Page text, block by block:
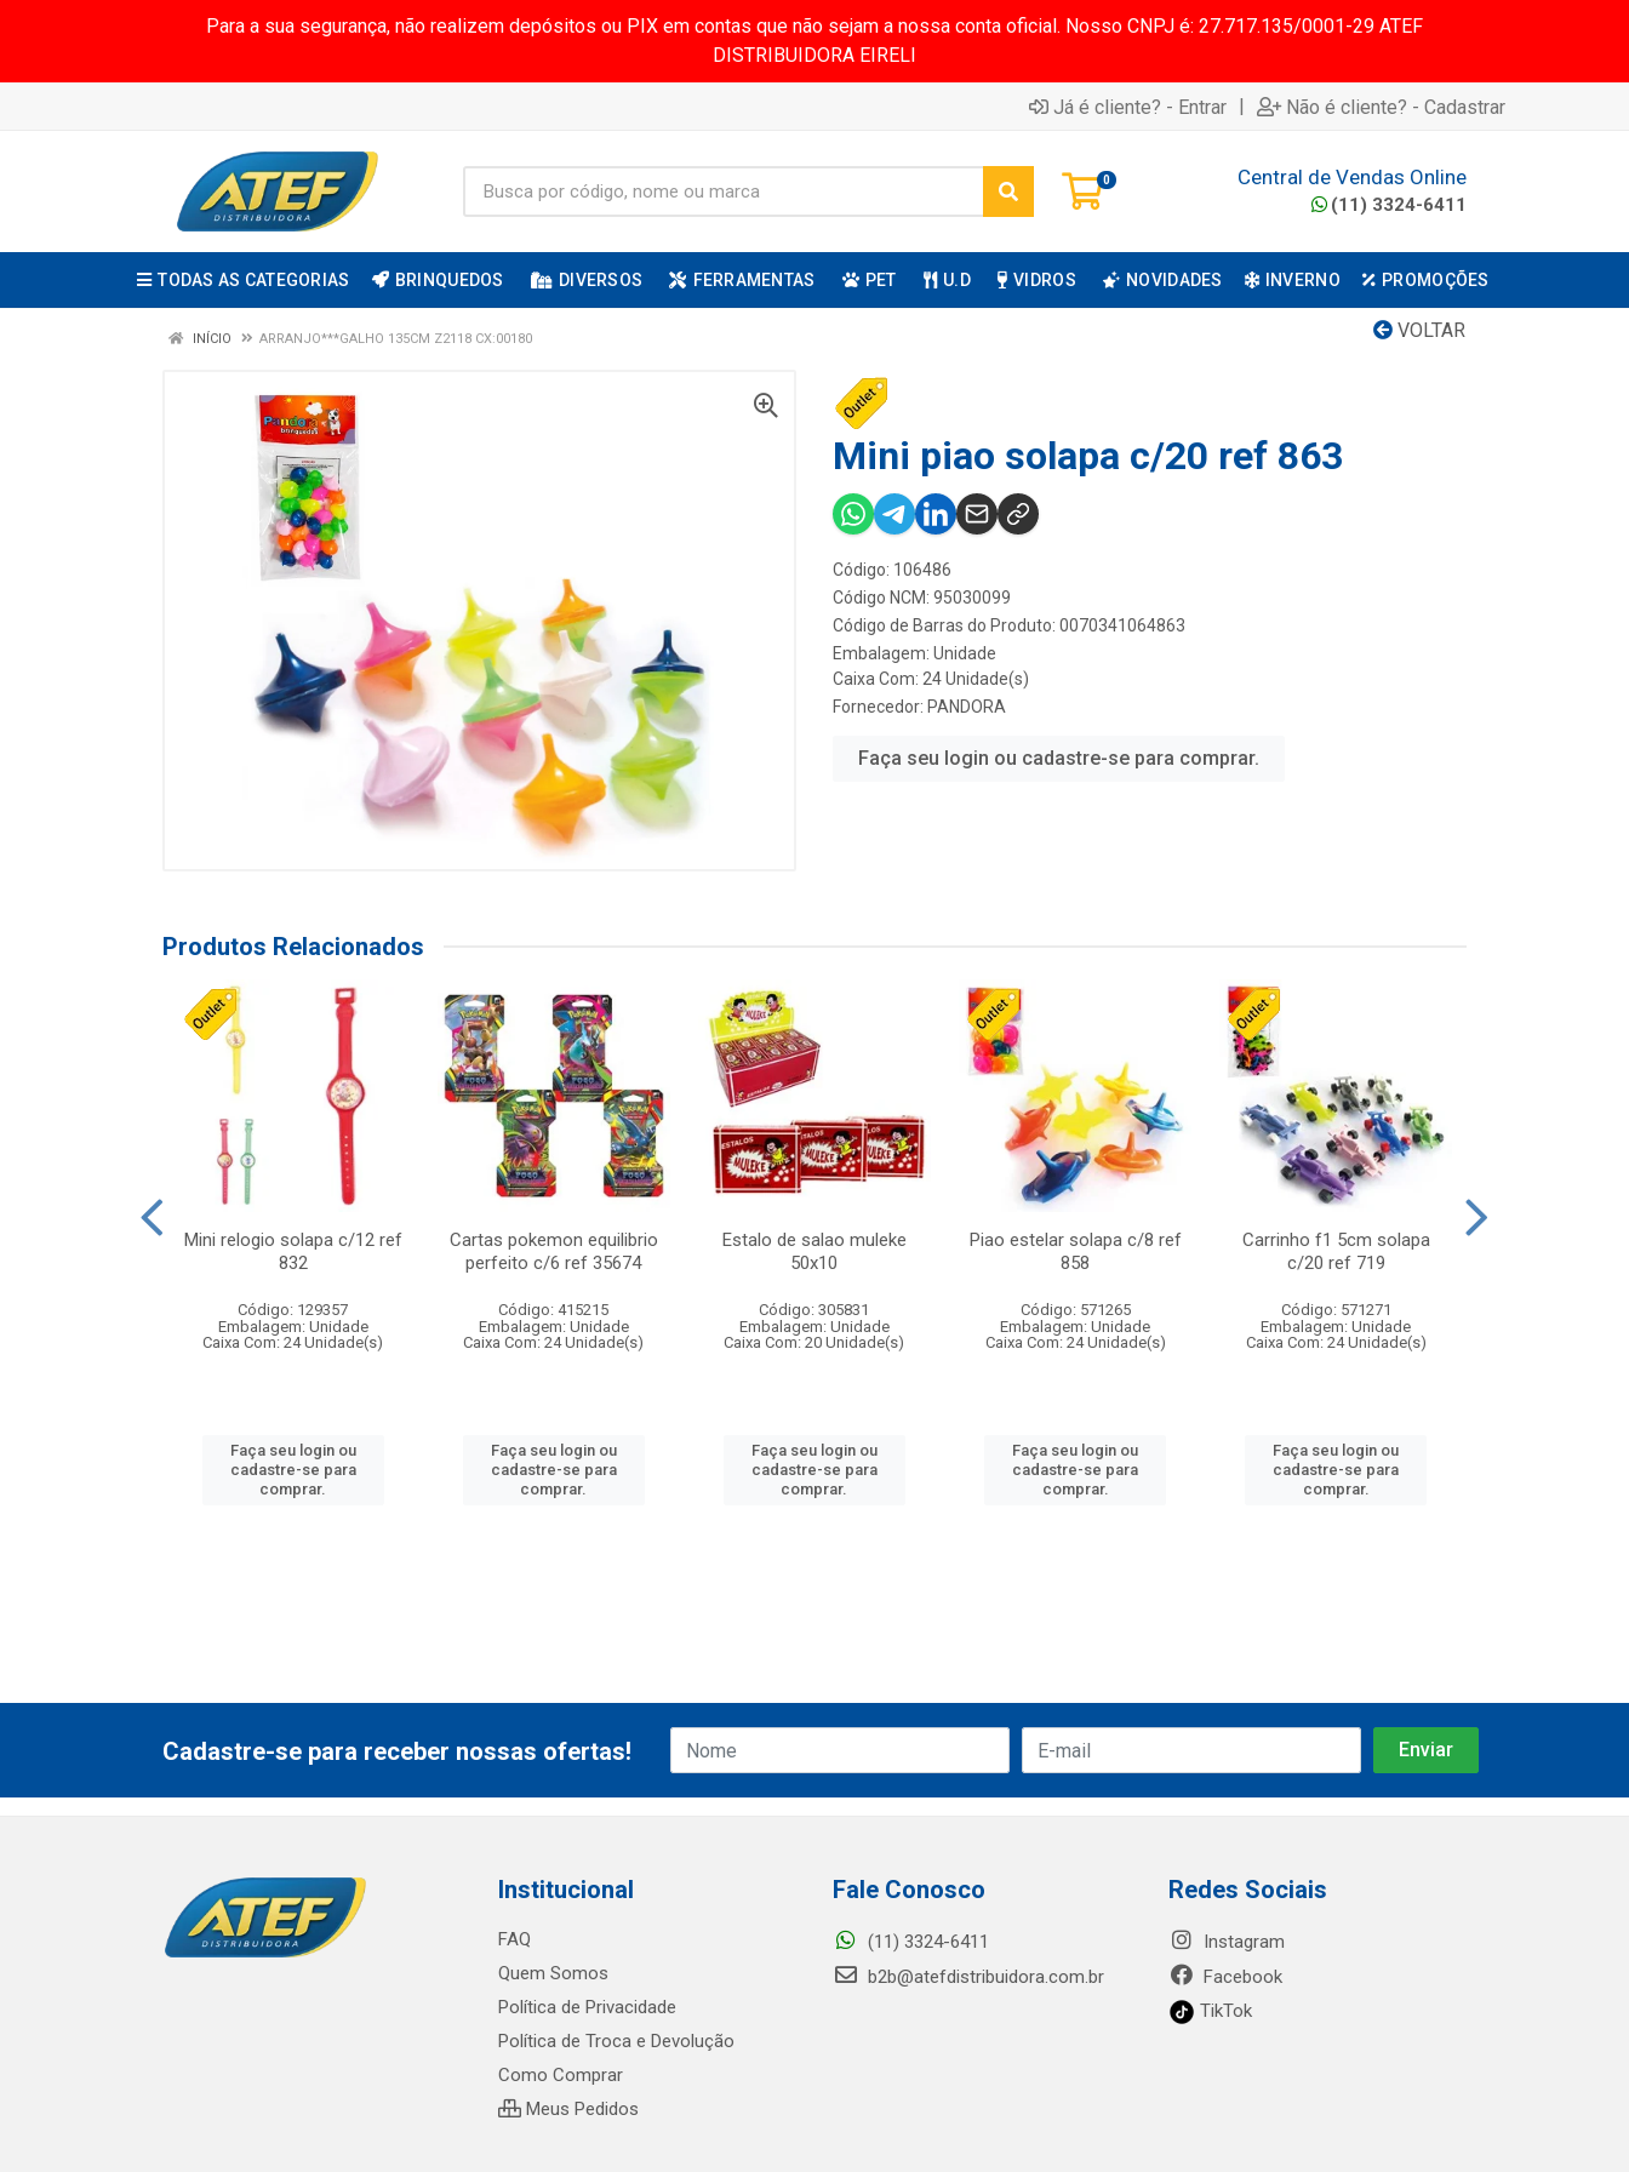
Para a sua segurança, não realizem depósitos ou PIX em contas que não sejam a nossa conta oficial. Nosso CNPJ é: 27.717.135/0001-29 ATEF
DISTRIBUIDORA EIRELI
Já é cliente? - Entrar | Não é cliente? - Cadastrar
0 Central de Vendas Online
(11) 3324-6411
TODAS AS CATEGORIAS BRINQUEDOS DIVERSOS FERRAMENTAS PET U.D VIDROS NOVIDADES INVERNO PROMOÇÕES
VOLTAR
INÍCIO ARRANJO***GALHO 135CM Z2118 CX:00180
Mini piao solapa c/20 ref 863
Código: 106486
Código NCM: 95030099
Código de Barras do Produto: 0070341064863
Embalagem: Unidade
Caixa Com: 24 Unidade(s)
Fornecedor: PANDORA
Faça seu login ou cadastre-se para comprar.
Produtos Relacionados
Mini relogio solapa c/12 ref
832
Código: 129357
Embalagem: Unidade
Caixa Com: 24 Unidade(s)
Faça seu login ou
cadastre-se para
comprar.
Cartas pokemon equilibrio
perfeito c/6 ref 35674
Código: 415215
Embalagem: Unidade
Caixa Com: 24 Unidade(s)
Faça seu login ou
cadastre-se para
comprar.
Estalo de salao muleke
50x10
Código: 305831
Embalagem: Unidade
Caixa Com: 20 Unidade(s)
Faça seu login ou
cadastre-se para
comprar.
Piao estelar solapa c/8 ref
858
Código: 571265
Embalagem: Unidade
Caixa Com: 24 Unidade(s)
Faça seu login ou
cadastre-se para
comprar.
Carrinho f1 5cm solapa
c/20 ref 719
Código: 571271
Embalagem: Unidade
Caixa Com: 24 Unidade(s)
Faça seu login ou
cadastre-se para
comprar.
Cadastre-se para receber nossas ofertas!
Institucional
FAQ
Quem Somos
Política de Privacidade
Política de Troca e Devolução
Como Comprar
Meus Pedidos
Fale Conosco
(11) 3324-6411
b2b@atefdistribuidora.com.br
Redes Sociais
Instagram
Facebook
TikTok